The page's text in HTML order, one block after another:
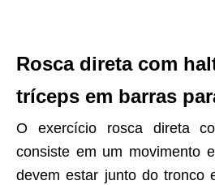
Rosca direta com
tríceps em barras
O exercício rosca direta
consiste em um movimento
devem estar junto do tronco